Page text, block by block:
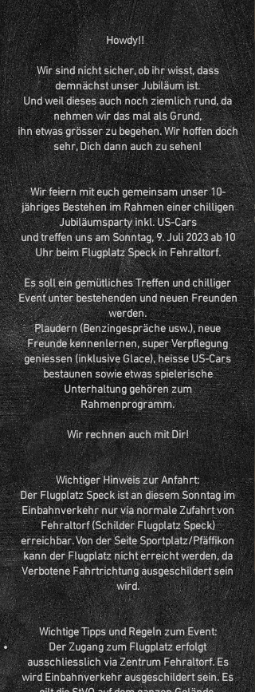
Howdy!!
Wir sind nicht sicher, ob ihr wisst, dass
demnächst unser Jubiläum ist.
Und weil dieses auch noch ziemlich rund, da
nehmen wir das mal als Grund,
ihn etwas grösser zu begehen. Wir hoffen doch
sehr, Dich dann auch zu sehen!
Wir feiern mit euch gemeinsam unser 10-
jähriges Bestehen im Rahmen einer chilligen
Jubiläumsparty inkl. US-Cars
und treffen uns am Sonntag, 9. Juli 2023 ab 10
Uhr beim Flugplatz Speck in Fehraltorf.
Es soll ein gemütliches Treffen und chilliger
Event unter bestehenden und neuen Freunden
werden.
Plaudern (Benzingespräche usw.), neue
Freunde kennenlernen, super Verpflegung
geniessen (inklusive Glace), heisse US-Cars
bestaunen sowie etwas spielerische
Unterhaltung gehören zum
Rahmenprogramm.
Wir rechnen auch mit Dir!
Wichtiger Hinweiszur Anfahrt:
Der Flugplatz Speck ist an diesem Sonntag im
Einbahnverkehr nur via normale Zufahrt von
Fehraltorf (Schilder Flugplatz Speck)
erreichbar. Von der Seite Sportplatz/Pfäffikon
kann der Flugplatz nicht erreicht werden, da
Verbotene Fahrtrichtung ausgeschildert sein
wird.
Wichtige Tipps und Regeln zum Event:
Der Zugang zum Flugplatz erfolgt
ausschliesslich via Zentrum Fehraltorf. Es
wird Einbahnverkehr ausgeschildert sein. Es